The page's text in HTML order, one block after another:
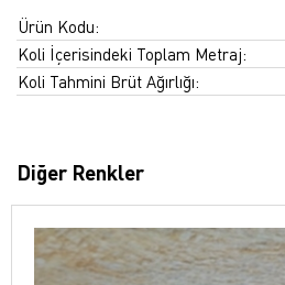
Ürün Kodu:
Koli İçerisindeki Toplam Metraj:
Koli Tahmini Brüt Ağırlığı:
Diğer Renkler